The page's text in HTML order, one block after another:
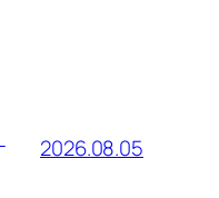
2026.08.05